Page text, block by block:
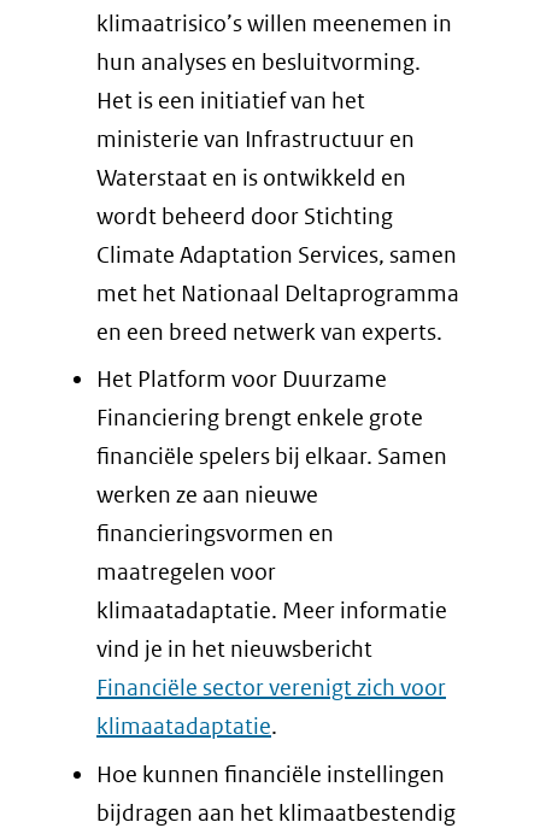
andere
website)
klimaatrisico’s willen meenemen in
hun analyses en besluitvorming.
Het is een initiatief van het
ministerie van Infrastructuur en
Waterstaat en is ontwikkeld en
wordt beheerd door Stichting
Climate Adaptation Services, samen
met het Nationaal Deltaprogramma
en een breed netwerk van experts.
Het Platform voor Duurzame
Financiering brengt enkele grote
financiële spelers bij elkaar. Samen
werken ze aan nieuwe
financieringsvormen en
maatregelen voor
klimaatadaptatie. Meer informatie
vind je in het nieuwsbericht
Financiële sector verenigt zich voor
klimaatadaptatie.
Hoe kunnen financiële instellingen
bijdragen aan het klimaatbestendig